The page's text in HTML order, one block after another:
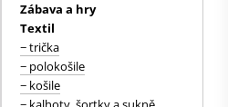
Zábava a hry
Textil
− trička
− polokošile
− košile